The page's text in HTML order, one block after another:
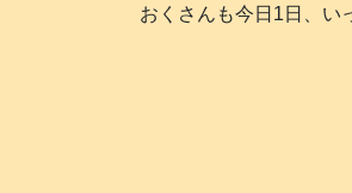
おくさんも今日1日、い